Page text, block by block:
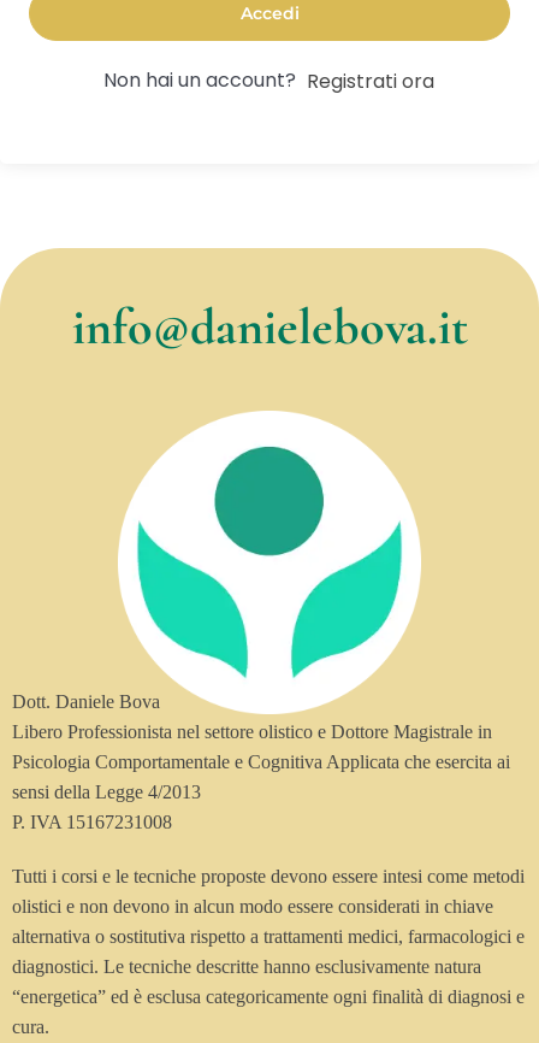
Accedi
Non hai un account? Registrati ora
info@danielebova.it
Dott. Daniele Bova
Libero Professionista nel settore olistico e Dottore Magistrale in
Psicologia Comportamentale e Cognitiva Applicata che esercita ai
sensi della Legge 4/2013
P. IVA 15167231008
Tutti i corsi e le tecniche proposte devono essere intesi come metodi
olistici e non devono in alcun modo essere considerati in chiave
alternativa o sostitutiva rispetto a trattamenti medici, farmacologici e
diagnostici. Le tecniche descritte hanno esclusivamente natura
“energetica” ed è esclusa categoricamente ogni finalità di diagnosi e
cura.